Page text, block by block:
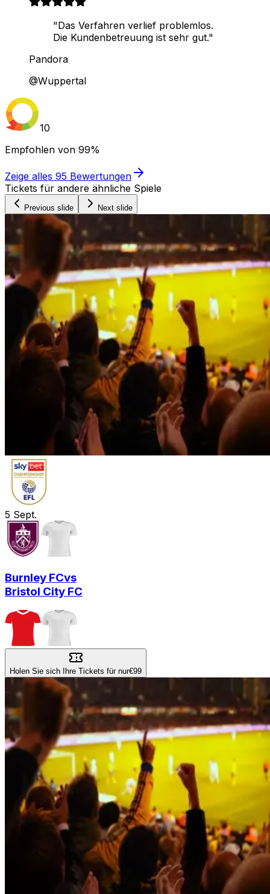
"Das Verfahren verlief problemlos.
Die Kundenbetreuung ist sehr gut."
Pandora
@Wuppertal
10
Empfohlen von 99%
Zeige alles 95 Bewertungen
Tickets für andere ähnliche Spiele
Previous slide Next slide
5 Sept.
Burnley FCvs
Bristol City FC
Holen Sie sich Ihre Tickets für nur€99